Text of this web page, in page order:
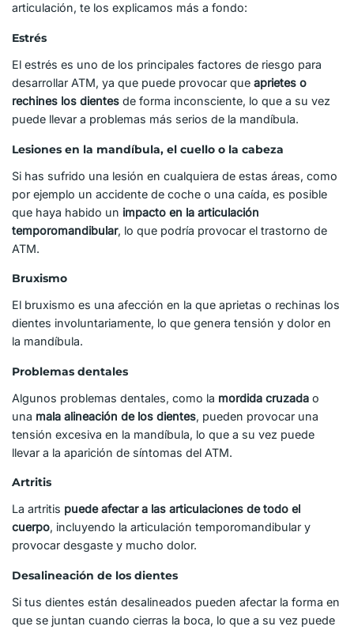
articulación, te los explicamos más a fondo:
Estrés
El estrés es uno de los principales factores de riesgo para
desarrollar ATM, ya que puede provocar que aprietes o
rechines los dientes de forma inconsciente, lo que a su vez
puede llevar a problemas más serios de la mandíbula.
Lesiones en la mandíbula, el cuello o la cabeza
Si has sufrido una lesión en cualquiera de estas áreas, como
por ejemplo un accidente de coche o una caída, es posible
que haya habido un impacto en la articulación
temporomandibular, lo que podría provocar el trastorno de
ATM.
Bruxismo
El bruxismo es una afección en la que aprietas o rechinas los
dientes involuntariamente, lo que genera tensión y dolor en
la mandíbula.
Problemas dentales
Algunos problemas dentales, como la mordida cruzada o
una mala alineación de los dientes, pueden provocar una
tensión excesiva en la mandíbula, lo que a su vez puede
llevar a la aparición de síntomas del ATM.
Artritis
La artritis puede afectar a las articulaciones de todo el
cuerpo, incluyendo la articulación temporomandibular y
provocar desgaste y mucho dolor.
Desalineación de los dientes
Si tus dientes están desalineados pueden afectar la forma en
que se juntan cuando cierras la boca, lo que a su vez puede